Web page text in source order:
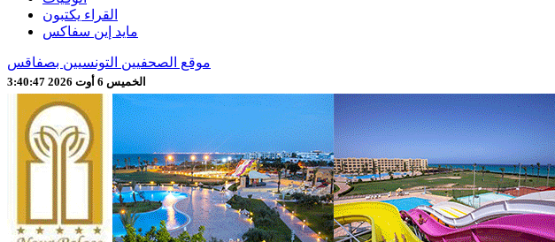
القراء يكتبون
مايد إين سفاكس
موقع الصحفيين التونسيين بصفاقس
الخميس 6 أوت 2026 3:40:49